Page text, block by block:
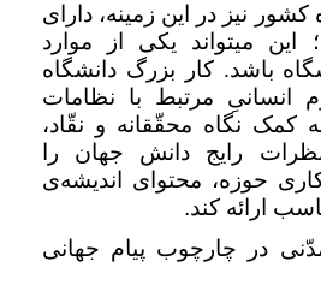
کشور نیز در این زمینه، دارای
میتواند یکی از موارد
باشد. کار بزرگ دانشگاه
انسانیِ مرتبط با نظامات
کمک نگاه محقّقانه و نقّاد،
رایج دانش جهان را
حوزه، محتوای اندیشه‌ی
ارائه کند.
در چارچوب پیام جهانی